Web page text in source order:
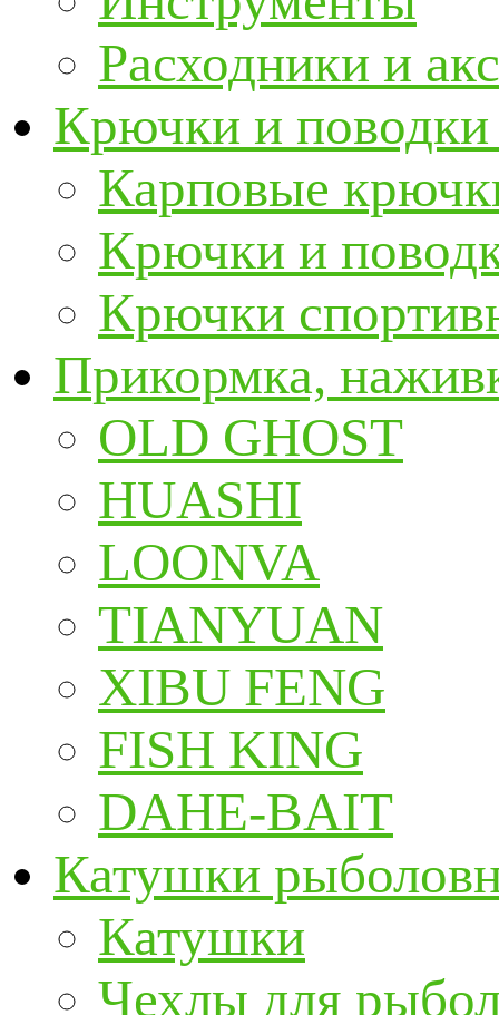
Расходники и
Крючки и
Карповые
Крючки и
Крючки
Прикормка,
OLD GHOST
HUASHI
LOONVA
TIANYUAN
XIBU FENG
FISH KING
DAHE-BAIT
Катушки
Катушки
Чехлы для